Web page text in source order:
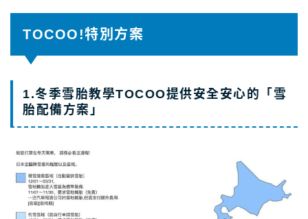
TOCOO!特別方案
1.冬季雪胎教學TOCOO提供安全安心的「雪
胎配備方案」